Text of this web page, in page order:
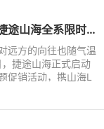
山海百城店庆购车正当时 捷途山海全系限时瓜分1亿补贴
远方的向往也随气温
捷途山海正式启动
促销活动，携山海L
C-DM及山海T1全